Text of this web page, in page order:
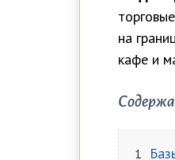
на
кафе и